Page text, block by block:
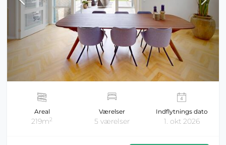
Areal
219m2
Værelser
5 værelser
Indflytnings dato
1. okt 2026